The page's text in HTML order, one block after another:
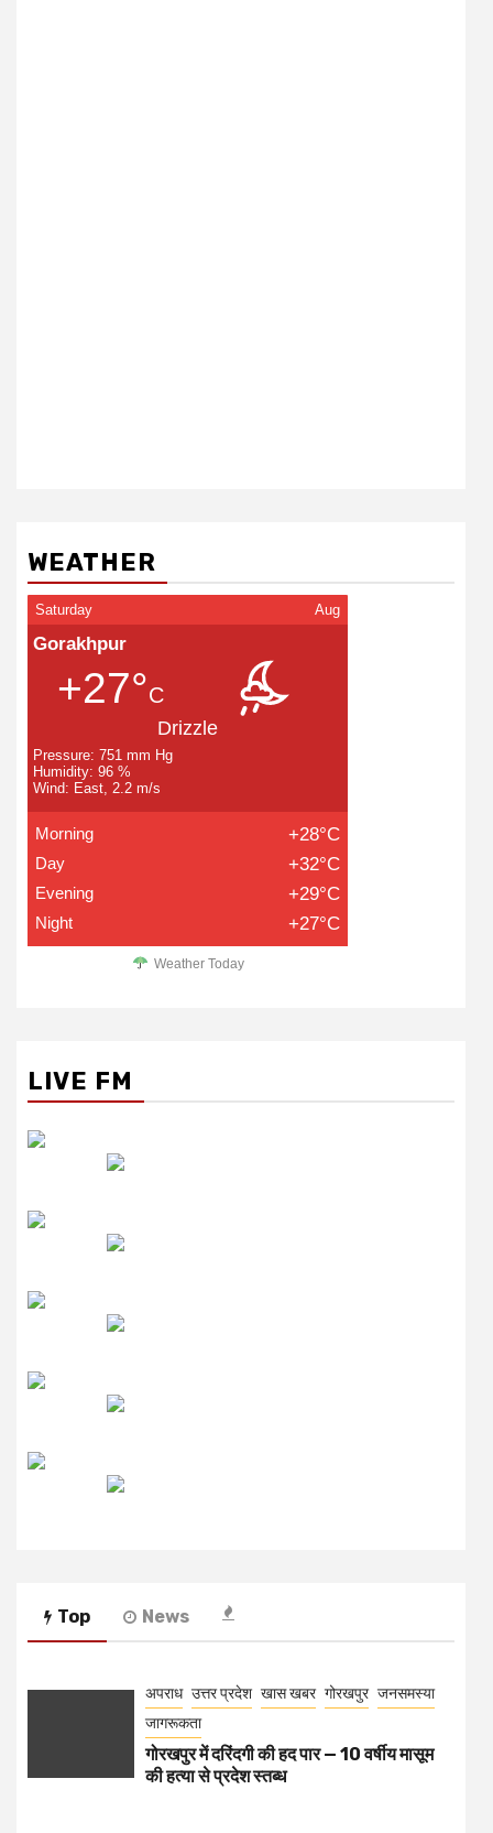
WEATHER
Saturday Aug
Gorakhpur
+27°C
Drizzle
Pressure: 751 mm Hg
Humidity: 96 %
Wind: East, 2.2 m/s
Morning +28°C
Day +32°C
Evening +29°C
Night +27°C
Weather Today
LIVE FM
Top News
अपराध उत्तर प्रदेश खास खबर गोरखपुर जनसमस्या
जागरूकता
गोरखपुर में दरिंदगी की हद पार — 10 वर्षीय मासूम
की हत्या से प्रदेश स्तब्ध